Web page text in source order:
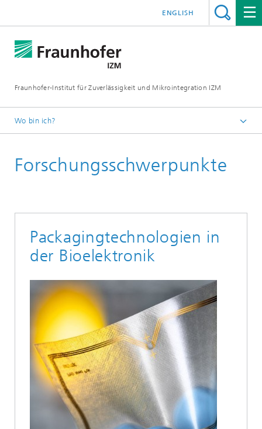
Fraunhofer-Institut für Zuverlässigkeit und Mikrointegration IZM
ENGLISH
Wo bin ich?
Abteilungen
Forschungsschwerpunkte
Packagingtechnologien in
der Bioelektronik